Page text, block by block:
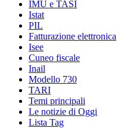
IMU e TASI
Istat
PIL
Fatturazione elettronica
Isee
Cuneo fiscale
Inail
Modello 730
TARI
Temi principali
Le notizie di Oggi
Lista Tag